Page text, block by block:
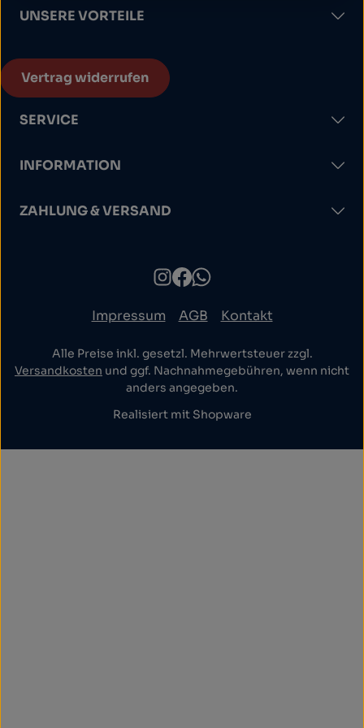
UNSERE VORTEILE
Vertrag widerrufen
SERVICE
INFORMATION
ZAHLUNG & VERSAND
Impressum AGB Kontakt
Alle Preise inkl. gesetzl. Mehrwertsteuer zzgl.
Versandkosten und ggf. Nachnahmegebühren, wenn nicht
anders angegeben.
Realisiert mit Shopware